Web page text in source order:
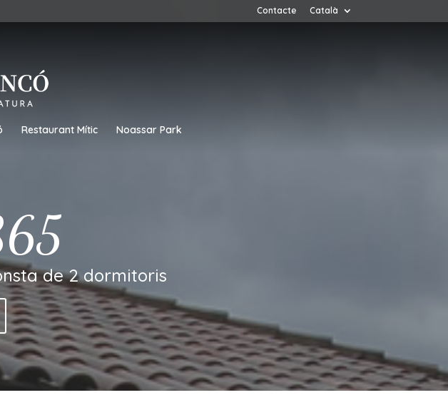
Contacte Català
Restaurant Mític Noassar Park
de 2 dormitoris